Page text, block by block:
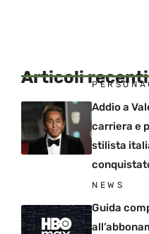
Articoli recenti
Addio a
carriera e
stilista
NEWS
Guida